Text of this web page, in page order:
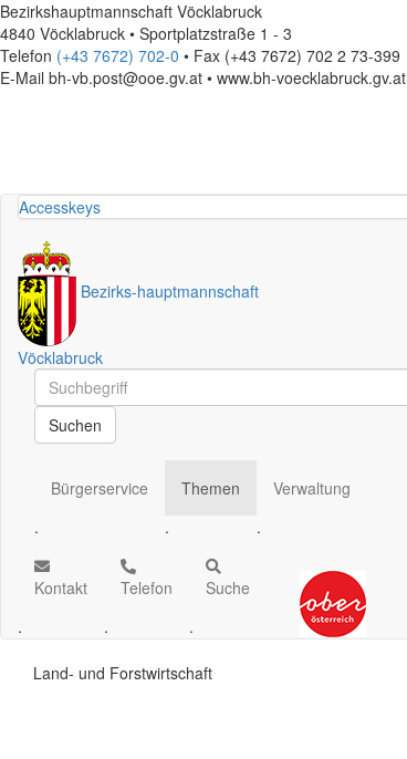
Bezirkshauptmannschaft Vöcklabruck
4840 Vöcklabruck • Sportplatzstraße 1 - 3
Telefon (+43 7672) 702-0 • Fax (+43 7672) 702 2 73-399
E-Mail bh-vb.post@ooe.gv.at • www.bh-voecklabruck.gv.at
Accesskeys
Bezirks-hauptmannschaft
Vöcklabruck
Schnellsuche
Schnellsuche
Suchen
Bürgerservice
.
Themen
.
Verwaltung
.
Kontakt
.
Telefon
.
Suche
.
Land- und Forstwirtschaft